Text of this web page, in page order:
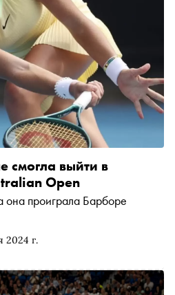
2024 г.
смогла выйти в
Open
она проиграла Барборе